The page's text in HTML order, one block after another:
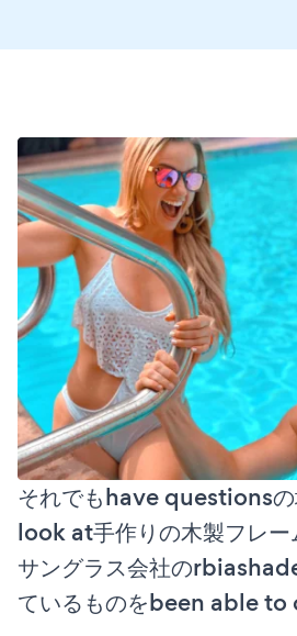
それでもhave questions
look at手作りの木製フレー
サングラス会社の
ているものをbeen able to